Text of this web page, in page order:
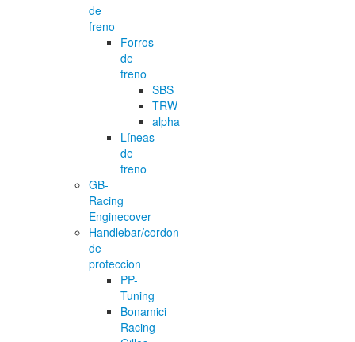
de
freno
Forros
de
freno
SBS
TRW
alpha
Líneas
de
freno
GB-
Racing
Enginecover
Handlebar/cordon
de
proteccion
PP-
Tuning
Bonamici
Racing